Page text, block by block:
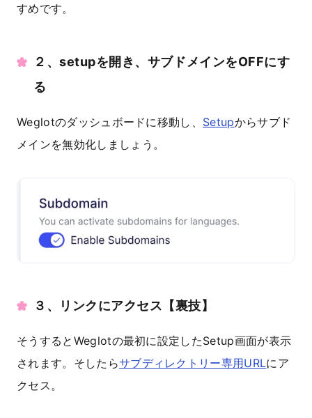
すめです。
２、setupを開き、サブドメインをOFFにす
る
Weglotのダッシュボードに移動し、 Setupからサブド
メインを無効化しましょう。
３、リンクにアクセス【裏技】
そうするとWeglotの最初に設定したSetup画面が表示
されます。そしたらサブディレクトリー専用URLにア
クセス。